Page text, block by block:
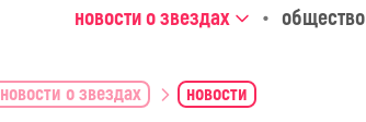
новости о звездах общество
новости о звездах новости